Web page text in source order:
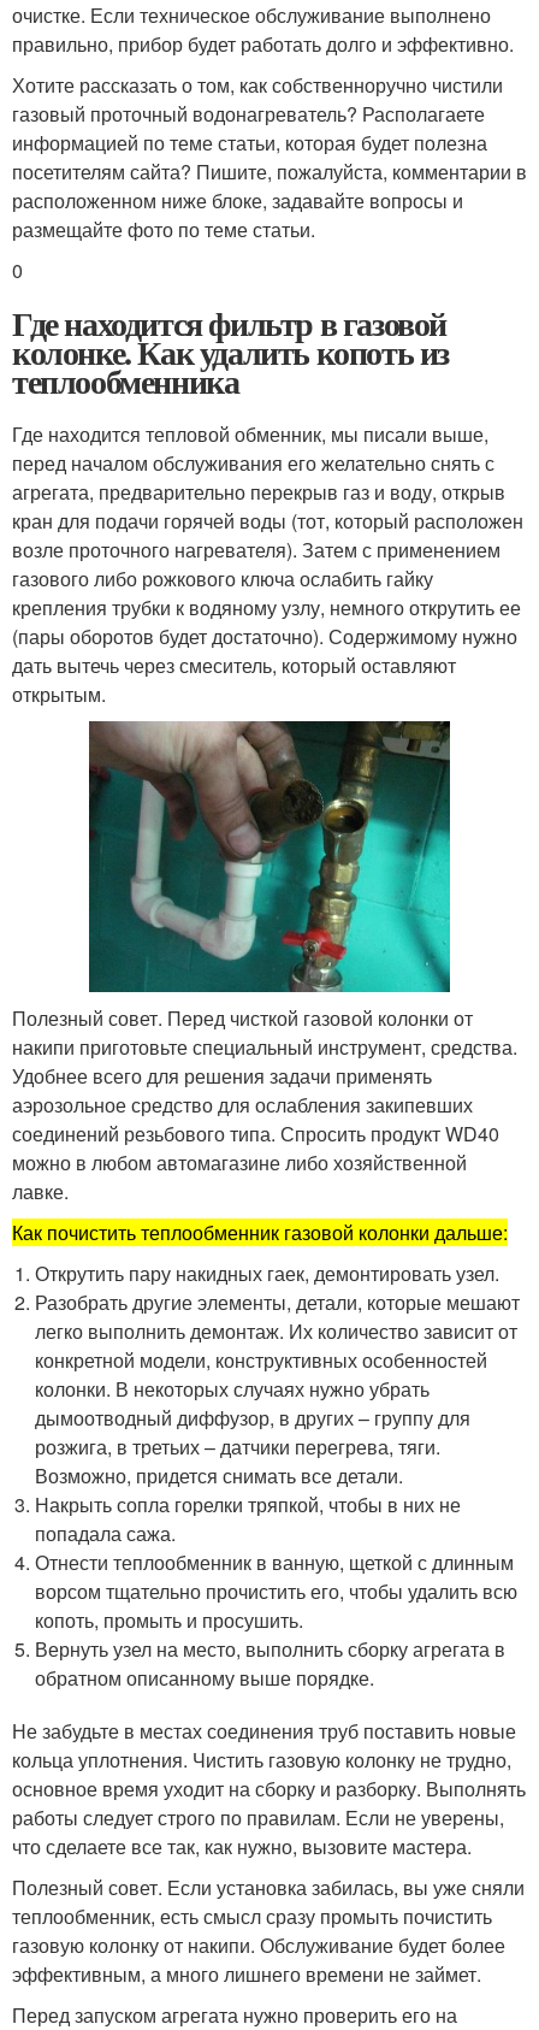
очистке. Если техническое обслуживание выполнено
правильно, прибор будет работать долго и эффективно.
Хотите рассказать о том, как собственноручно чистили
газовый проточный водонагреватель? Располагаете
информацией по теме статьи, которая будет полезна
посетителям сайта? Пишите, пожалуйста, комментарии в
расположенном ниже блоке, задавайте вопросы и
размещайте фото по теме статьи.
0
Где находится фильтр в газовой
колонке. Как удалить копоть из
теплообменника
Где находится тепловой обменник, мы писали выше,
перед началом обслуживания его желательно снять с
агрегата, предварительно перекрыв газ и воду, открыв
кран для подачи горячей воды (тот, который расположен
возле проточного нагревателя). Затем с применением
газового либо рожкового ключа ослабить гайку
крепления трубки к водяному узлу, немного открутить ее
(пары оборотов будет достаточно). Содержимому нужно
дать вытечь через смеситель, который оставляют
открытым.
Полезный совет. Перед чисткой газовой колонки от
накипи приготовьте специальный инструмент, средства.
Удобнее всего для решения задачи применять
аэрозольное средство для ослабления закипевших
соединений резьбового типа. Спросить продукт WD40
можно в любом автомагазине либо хозяйственной
лавке.
Как почистить теплообменник газовой колонки дальше:
Открутить пару накидных гаек, демонтировать узел.
Разобрать другие элементы, детали, которые мешают
легко выполнить демонтаж. Их количество зависит от
конкретной модели, конструктивных особенностей
колонки. В некоторых случаях нужно убрать
дымоотводный диффузор, в других – группу для
розжига, в третьих – датчики перегрева, тяги.
Возможно, придется снимать все детали.
Накрыть сопла горелки тряпкой, чтобы в них не
попадала сажа.
Отнести теплообменник в ванную, щеткой с длинным
ворсом тщательно прочистить его, чтобы удалить всю
копоть, промыть и просушить.
Вернуть узел на место, выполнить сборку агрегата в
обратном описанному выше порядке.
Не забудьте в местах соединения труб поставить новые
кольца уплотнения. Чистить газовую колонку не трудно,
основное время уходит на сборку и разборку. Выполнять
работы следует строго по правилам. Если не уверены,
что сделаете все так, как нужно, вызовите мастера.
Полезный совет. Если установка забилась, вы уже сняли
теплообменник, есть смысл сразу промыть почистить
газовую колонку от накипи. Обслуживание будет более
эффективным, а много лишнего времени не займет.
Перед запуском агрегата нужно проверить его на